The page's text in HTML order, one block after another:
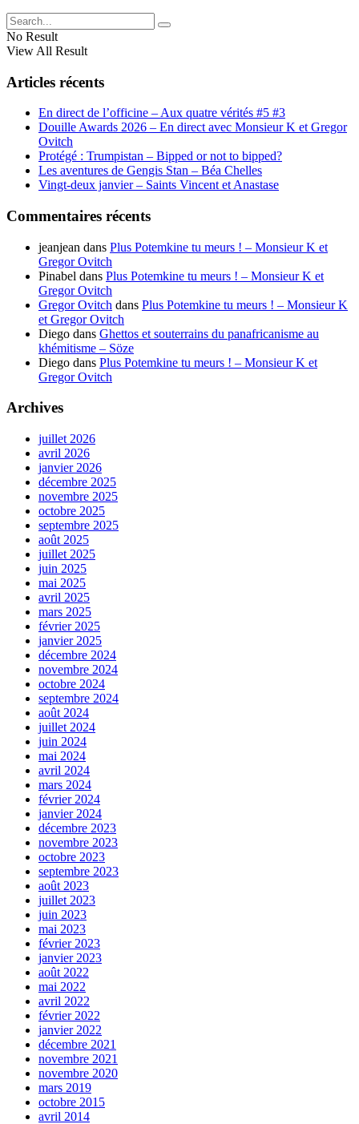
No Result
View All Result
Articles récents
En direct de l’officine – Aux quatre vérités #5 #3
Douille Awards 2026 – En direct avec Monsieur K et Gregor
Ovitch
Protégé : Trumpistan – Bipped or not to bipped?
Les aventures de Gengis Stan – Béa Chelles
Vingt-deux janvier – Saints Vincent et Anastase
Commentaires récents
jeanjean dans Plus Potemkine tu meurs ! – Monsieur K et
Gregor Ovitch
Pinabel dans Plus Potemkine tu meurs ! – Monsieur K et
Gregor Ovitch
Gregor Ovitch dans Plus Potemkine tu meurs ! – Monsieur K
et Gregor Ovitch
Diego dans Ghettos et souterrains du panafricanisme au
khémitisme – Söze
Diego dans Plus Potemkine tu meurs ! – Monsieur K et
Gregor Ovitch
Archives
juillet 2026
avril 2026
janvier 2026
décembre 2025
novembre 2025
octobre 2025
septembre 2025
août 2025
juillet 2025
juin 2025
mai 2025
avril 2025
mars 2025
février 2025
janvier 2025
décembre 2024
novembre 2024
octobre 2024
septembre 2024
août 2024
juillet 2024
juin 2024
mai 2024
avril 2024
mars 2024
février 2024
janvier 2024
décembre 2023
novembre 2023
octobre 2023
septembre 2023
août 2023
juillet 2023
juin 2023
mai 2023
février 2023
janvier 2023
août 2022
mai 2022
avril 2022
février 2022
janvier 2022
décembre 2021
novembre 2021
novembre 2020
mars 2019
octobre 2015
avril 2014